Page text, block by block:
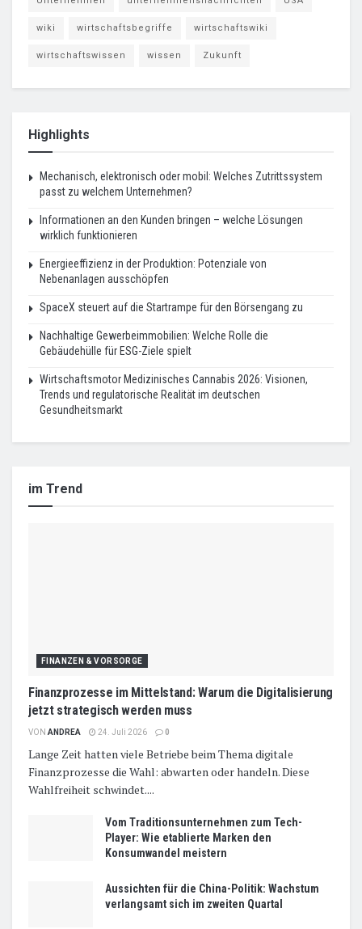
wiki wirtschaftsbegriffe wirtschaftswiki
wirtschaftswissen wissen Zukunft
Highlights
Mechanisch, elektronisch oder mobil: Welches Zutrittssystem
passt zu welchem Unternehmen?
Informationen an den Kunden bringen – welche Lösungen
wirklich funktionieren
Energieeffizienz in der Produktion: Potenziale von
Nebenanlagen ausschöpfen
SpaceX steuert auf die Startrampe für den Börsengang zu
Nachhaltige Gewerbeimmobilien: Welche Rolle die
Gebäudehülle für ESG-Ziele spielt
Wirtschaftsmotor Medizinisches Cannabis 2026: Visionen,
Trends und regulatorische Realität im deutschen
Gesundheitsmarkt
im Trend
FINANZEN & VORSORGE
Finanzprozesse im Mittelstand: Warum die Digitalisierung
jetzt strategisch werden muss
VON ANDREA 24. Juli 2026 0
Lange Zeit hatten viele Betriebe beim Thema digitale
Finanzprozesse die Wahl: abwarten oder handeln. Diese
Wahlfreiheit schwindet....
Vom Traditionsunternehmen zum Tech-
Player: Wie etablierte Marken den
Konsumwandel meistern
Aussichten für die China-Politik: Wachstum
verlangsamt sich im zweiten Quartal